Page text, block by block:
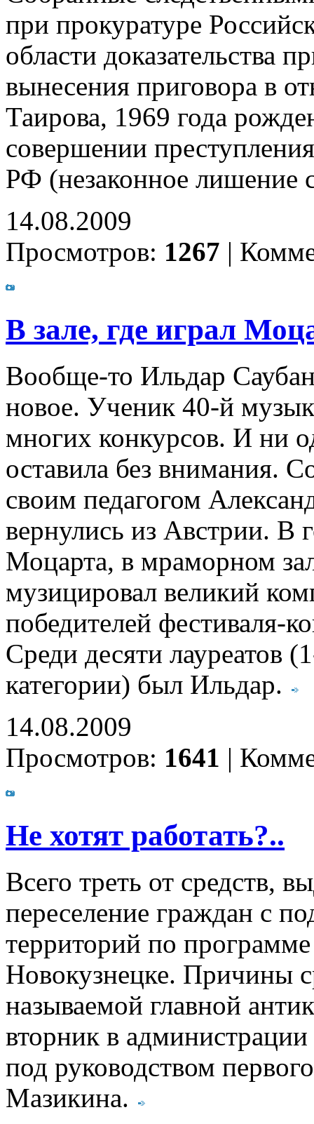
при прокуратуре
области доказательства
вынесения приговора в
Таирова, 1969 года
совершении
РФ (незаконное лишение
14.08.2009
Просмотров: 1267 |
В зале, где играл
Вообще-то Ильдар
новое. Ученик 40-й
многих конкурсов. И ни
оставила без внимания.
своим педагогом
вернулись из Австрии. В
Моцарта, в мраморном
музицировал великий
победителей фестиваля-
Среди десяти лауреатов
категории) был Ильдар.
14.08.2009
Просмотров: 1641 |
Не хотят работать?..
Всего треть от средств,
переселение граждан с
территорий по
Новокузнецке. Причины
называемой главной
вторник в
под руководством
Мазикина.